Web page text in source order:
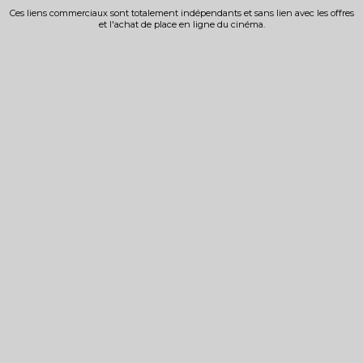
Ces liens commerciaux sont totalement indépendants et sans lien avec les offres
et l'achat de place en ligne du cinéma.